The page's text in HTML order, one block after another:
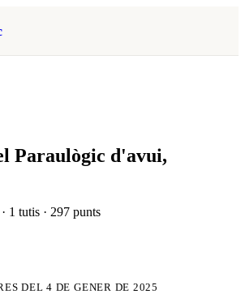
Paraulògic d'avui,
1 tutis · 297 punts
DEL4 DE GENER DE 2025